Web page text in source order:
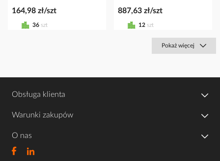
164,98 zł/szt
36 szt
887,63 zł/szt
12 szt
Pokaż więcej
Obsługa klienta
Warunki zakupów
O nas